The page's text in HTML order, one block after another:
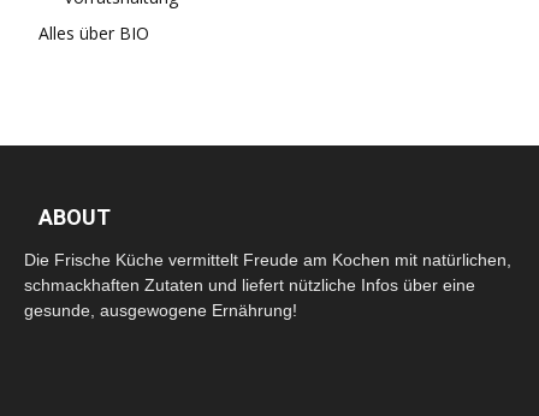
Alles über BIO
ABOUT
Die Frische Küche vermittelt Freude am Kochen mit natürlichen,
schmackhaften Zutaten und liefert nützliche Infos über eine
gesunde, ausgewogene Ernährung!